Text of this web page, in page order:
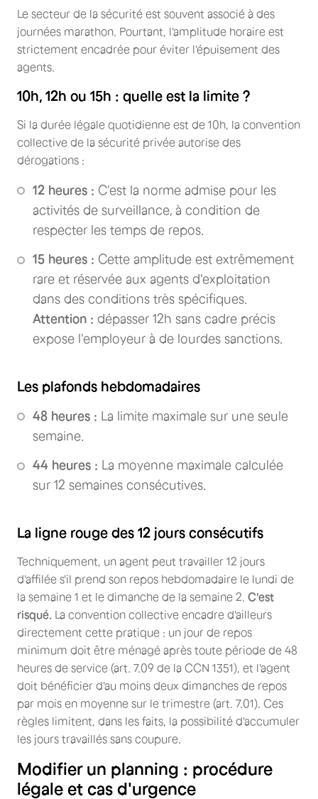
Le secteur de la sécurité est souvent associé à des
journées marathon. Pourtant, l'amplitude horaire est
strictement encadrée pour éviter l'épuisement des
agents.
10h, 12h ou 15h : quelle est la limite ?
Si la durée légale quotidienne est de 10h, la convention
collective de la sécurité privée autorise des
dérogations :
12 heures : C'est la norme admise pour les
activités de surveillance, à condition de
respecter les temps de repos.
15 heures : Cette amplitude est extrêmement
rare et réservée aux agents d'exploitation
dans des conditions très spécifiques.
Attention : dépasser 12h sans cadre précis
expose l'employeur à de lourdes sanctions.
Les plafonds hebdomadaires
48 heures : La limite maximale sur une seule
semaine.
44 heures : La moyenne maximale calculée
sur 12 semaines consécutives.
La ligne rouge des 12 jours consécutifs
Techniquement, un agent peut travailler 12 jours
d'affilée s'il prend son repos hebdomadaire le lundi de
la semaine 1 et le dimanche de la semaine 2. C'est
risqué. La convention collective encadre d'ailleurs
directement cette pratique : un jour de repos
minimum doit être ménagé après toute période de 48
heures de service (art. 7.09 de la CCN 1351), et l'agent
doit bénéficier d'au moins deux dimanches de repos
par mois en moyenne sur le trimestre (art. 7.01). Ces
règles limitent, dans les faits, la possibilité d'accumuler
les jours travaillés sans coupure.
Modifier un planning : procédure
légale et cas d'urgence